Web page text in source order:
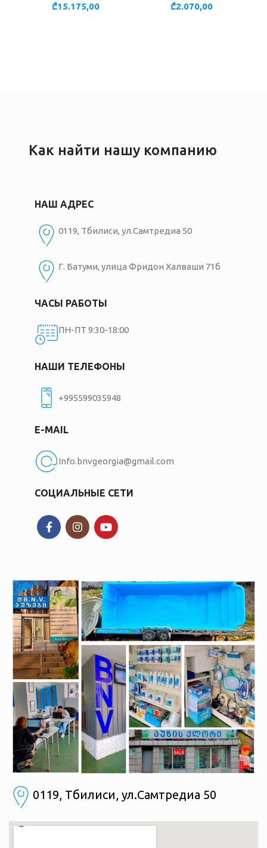
₾15.175,00 ₾2.070,00
Как найти нашу компанию
НАШ АДРЕС
0119, Тбилиси, ул.Самтредиа 50
Г. Батуми, улица Фридон Халваши 71б
ЧАСЫ РАБОТЫ
ПН-ПТ 9:30-18:00
НАШИ ТЕЛЕФОНЫ
+995599035948
E-MAIL
Info.bnvgeorgia@gmail.com
СОЦИАЛЬНЫЕ СЕТИ
0119, Тбилиси, ул.Самтредиа 50